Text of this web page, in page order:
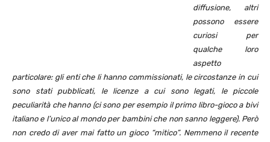
diffusione, altri
possono essere
curiosi per
qualche loro
aspetto
particolare: gli enti che li hanno commissionati, le circostanze in cui
sono stati pubblicati, le licenze a cui sono legati, le piccole
peculiarità che hanno (ci sono per esempio il primo libro-gioco a bivi
italiano e l’unico al mondo per bambini che non sanno leggere). Però
non credo di aver mai fatto un gioco “mitico”. Nemmeno il recente